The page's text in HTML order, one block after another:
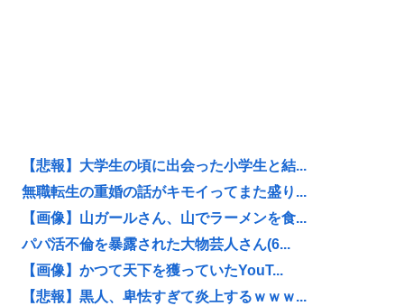
【悲報】大学生の頃に出会った小学生と結...
無職転生の重婚の話がキモイってまた盛り...
【画像】山ガールさん、山でラーメンを食...
パパ活不倫を暴露された大物芸人さん(6...
【画像】かつて天下を獲っていたYouT...
【悲報】黒人、卑怯すぎて炎上するｗｗｗ...